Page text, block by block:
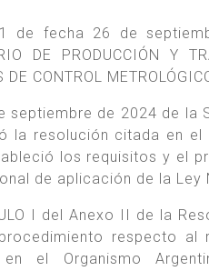
de fecha 26 de
DE PRODUCCIÓN Y
CONTROL
de 2024 de la
la resolución citada en
los requisitos y el
de aplicación de la Ley
I del Anexo II de la
procedimiento respecto
en el Organismo